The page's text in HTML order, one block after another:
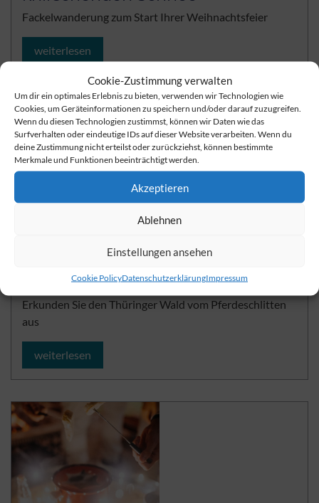
Cookie-Zustimmung verwalten
Um dir ein optimales Erlebnis zu bieten, verwenden wir Technologien wie
Cookies, um Geräteinformationen zu speichern und/oder darauf zuzugreifen.
Wenn du diesen Technologien zustimmst, können wir Daten wie das
Surfverhalten oder eindeutige IDs auf dieser Website verarbeiten. Wenn du
deine Zustimmung nicht erteilst oder zurückziehst, können bestimmte
Merkmale und Funktionen beeinträchtigt werden.
Akzeptieren
Ablehnen
Einstellungen ansehen
Cookie PolicyDatenschutzerklärungImpressum
Fackelwanderung zum Start Ihrer Weihnachtsfeier
weiterlesen
Pferdeschlittenfahrt im Thüringer
Erkunden Sie den Thüringer Wald vom Pferdeschlitten
aus
weiterlesen